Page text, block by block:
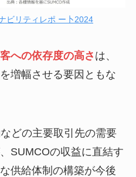
ビリティレポ ー卜2024
への依存度の高さ は、
増幅させる要因ともな
どの主要取引先の需要
SUMCOの収益に直結す
供給体制の構築が今後